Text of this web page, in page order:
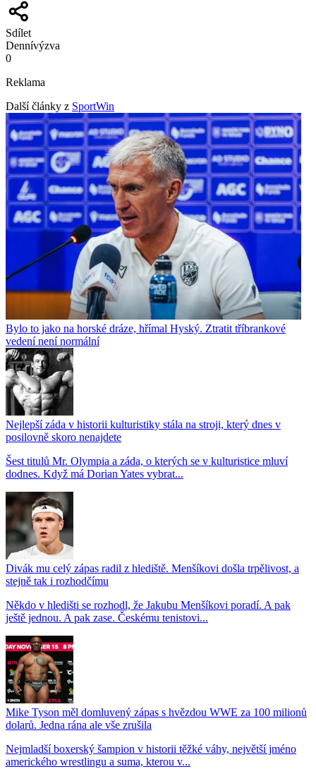
Sdílet
Dennívýzva
0
Reklama
Další články z SportWin
Bylo to jako na horské dráze, hřímal Hyský. Ztratit tříbrankové
vedení není normální
Nejlepší záda v historii kulturistiky stála na stroji, který dnes v
posilovně skoro nenajdete
Šest titulů Mr. Olympia a záda, o kterých se v kulturistice mluví
dodnes. Když má Dorian Yates vybrat...
Divák mu celý zápas radil z hlediště. Menšíkovi došla trpělivost, a
stejně tak i rozhodčímu
Někdo v hledišti se rozhodl, že Jakubu Menšíkovi poradí. A pak
ještě jednou. A pak zase. Českému tenistovi...
Mike Tyson měl domluvený zápas s hvězdou WWE za 100 milionů
dolarů. Jedna rána ale vše zrušila
Nejmladší boxerský šampion v historii těžké váhy, největší jméno
amerického wrestlingu a suma, kterou v...